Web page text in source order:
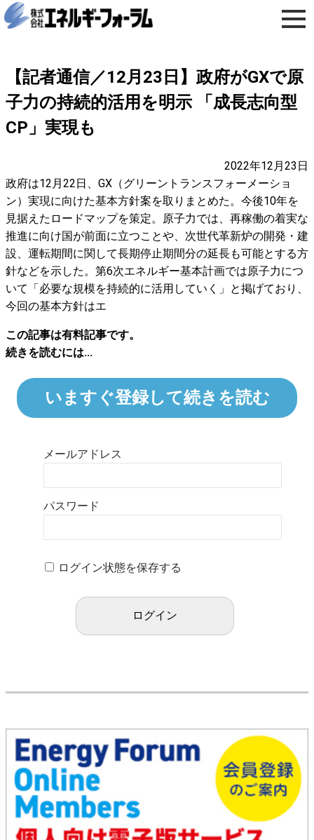
【記者通信／12月23日】政府がGXで原
子力の持続的活用を明示 「成長志向型
CP」実現も
2022年12月23日
政府は12月22日、GX（グリーントランスフォーメーショ
ン）実現に向けた基本方針案を取りまとめた。今後10年を
見据えたロードマップを策定。原子力では、再稼働の着実な
推進に向け国が前面に立つことや、次世代革新炉の開発・建
設、運転期間に関して長期停止期間分の延長も可能とする方
針などを示した。第6次エネルギー基本計画では原子力につ
いて「必要な規模を持続的に活用していく」と掲げており、
今回の基本方針はエ
この記事は有料記事です。
続きを読むには...
いますぐ登録して続きを読む
メールアドレス
パスワード
ログイン状態を保存する